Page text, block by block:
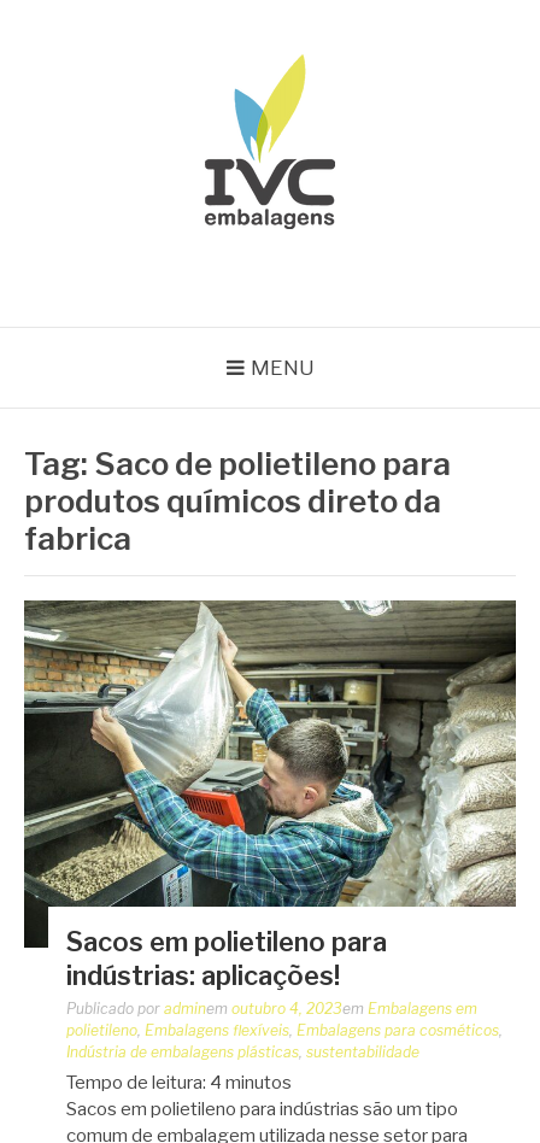
MENU
Tag: Saco de polietileno para
produtos químicos direto da
fabrica
Sacos em polietileno para
indústrias: aplicações!
Publicado por adminem outubro 4, 2023em Embalagens em
polietileno, Embalagens flexíveis, Embalagens para cosméticos,
Indústria de embalagens plásticas, sustentabilidade
Tempo de leitura: 4 minutos
Sacos em polietileno para indústrias são um tipo
comum de embalagem utilizada nesse setor para